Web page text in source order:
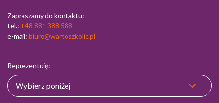
Zapraszamy do kontaktu:
tel.: +48 881 388 588
e-mail: biuro@wartoszkolic.pl
Reprezentuję: